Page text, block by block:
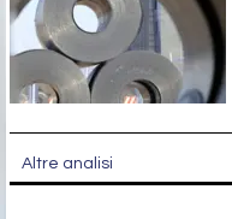
Altre analisi